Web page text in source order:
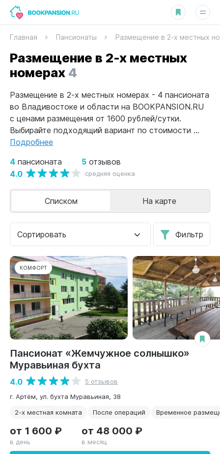
Главная Пансионаты Размещение в 2-х местных
Размещение в 2-х местных
номерах4
Размещение в 2-х местных номерах - 4 пансионата
во Владивостоке и области на BOOKPANSION.RU
с ценами размещения от 1600 рублей/сутки.
Выбирайте подходящий вариант по стоимости ...
Подробнее
4 пансионата 5 отзывов
4.0 средняя оценка
Сортировать Фильтр
Списком На карте
КОМФОРТ
Пансионат «Жемчужное солнышко»
Муравьиная бухта
4.0
5 отзывов
г. Артём, ул. бухта Муравьиная, 38
2-х местная комната
После операций Временное
от 1 600 ₽
в день
от 48 000 ₽
в месяц